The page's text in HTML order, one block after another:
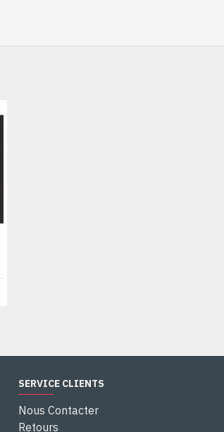
SERVICE CLIENTS
Nous Contacter
Retours